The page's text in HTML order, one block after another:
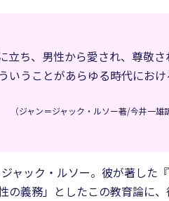
ち、男性から愛され、尊敬
うことがあらゆる時代にお
（ジャン＝ジャック・ルソー著/今井一
ャック・ルソー。彼が著した
義務」としたこの教育論に